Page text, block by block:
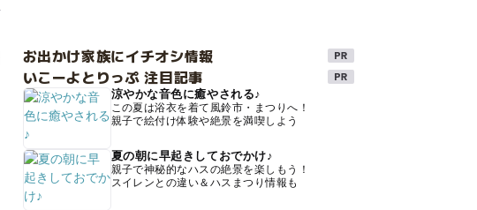
お出かけ家族にイチオシ情報
いこーよとりっぷ 注目記事
涼やかな音色に癒やされる♪
この夏は浴衣を着て風鈴市・まつりへ！
親子で絵付け体験や絶景を満喫しよう
夏の朝に早起きしておでかけ♪
親子で神秘的なハスの絶景を楽しもう！
スイレンとの違い＆ハスまつり情報も